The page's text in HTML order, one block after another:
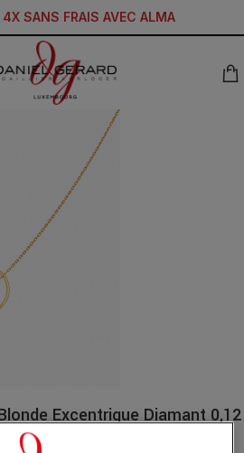
4X SANS FRAIS AVEC ALMA
Excentrique Diamant 0,12